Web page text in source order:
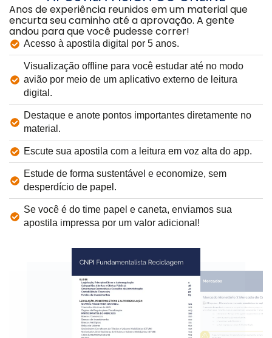
Anos de experiência reunidos em um material que
encurta seu caminho até a aprovação. A gente
andou para que você pudesse correr!
Acesso à apostila digital por 5 anos.
Visualização offline para você estudar até no modo
avião por meio de um aplicativo externo de leitura
digital.
Destaque e anote pontos importantes diretamente no
material.
Escute sua apostila com a leitura em voz alta do app.
Estude de forma sustentável e economize, sem
desperdício de papel.
Se você é do time papel e caneta, enviamos sua
apostila impressa por um valor adicional!